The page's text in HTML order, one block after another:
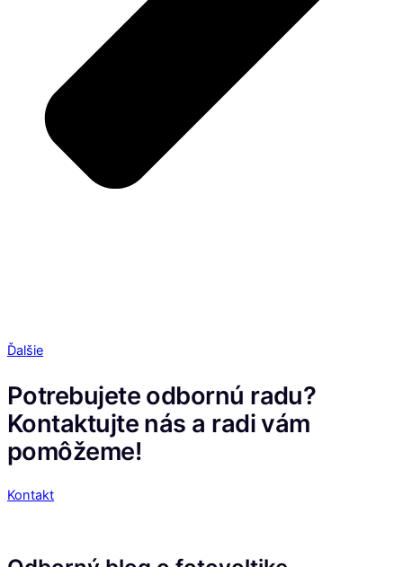
Ďalšie
Potrebujete odbornú radu?
Kontaktujte nás a radi vám
pomôžeme!
Kontakt